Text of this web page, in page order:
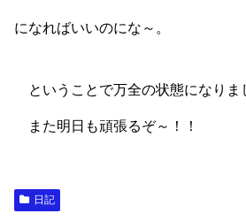
になればいいのにな～。
ということで万全の状態になりま
また明日も頑張るぞ～！！
日記